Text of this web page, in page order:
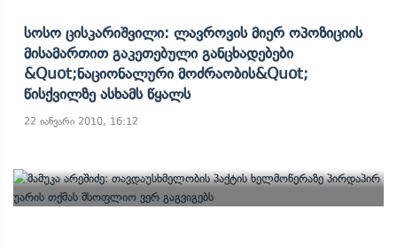
Სოსო Ცისკარიშვილი: Ლავროვის Მიერ Ოპოზიციის
Მისამართით Გაკეთებული Განცხადებები
&quot;ნაციონალური Მოძრაობის&quot;
Წისქვილზე Ასხამს Წყალს
22 იანვარი 2010, 16:12